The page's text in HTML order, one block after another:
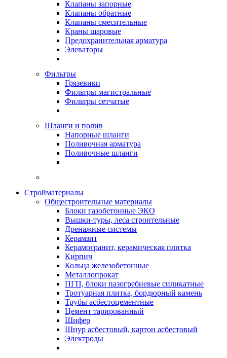
Клапаны запорные
Клапаны обратные
Клапаны смесительные
Краны шаровые
Предохранительная арматура
Элеваторы
Фильтры
Грязевики
Фильтры магистральные
Фильтры сетчатые
Шланги и полив
Напорные шланги
Поливочная арматура
Поливочные шланги
Стройматериалы
Oбщестроительные материалы
Блоки газобетонные ЭКО
Вышки-туры, леса строительные
Дренажные системы
Керамзит
Керамогранит, керамическая плитка
Кирпич
Кольца железобетонные
Металлопрокат
ПГП, блоки пазогребневые силикатные
Тротуарная плитка, бордюрный камень
Трубы асбестоцементные
Цемент тарированный
Шифер
Шнур асбестовый, картон асбестовый
Электроды